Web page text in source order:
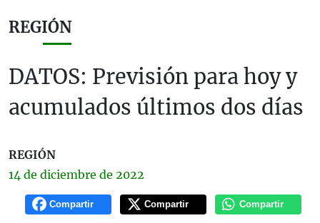
REGIÓN
DATOS: Previsión para hoy y
acumulados últimos dos días
REGIÓN
14 de diciembre de 2022
Compartir Compartir Compartir